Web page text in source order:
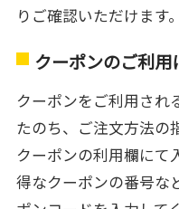
りご確認いただけます。
クーポンのご利用
クーポンをご利用され
たのち、ご注文方法の
クーポンの利用欄にて
得なクーポンの番号な